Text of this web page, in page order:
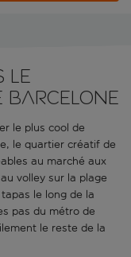
le
Barcelone
le plus cool de
le quartier créatif de
au marché aux
volley sur la plage
le long de la
pas du métro de
le reste de la